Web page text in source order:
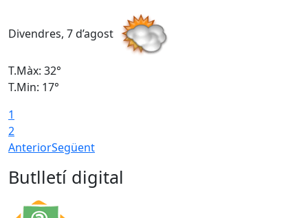
Divendres, 7 d’agost
T.Màx: 32°
T.Min: 17°
1
2
AnteriorSegüent
Butlletí digital